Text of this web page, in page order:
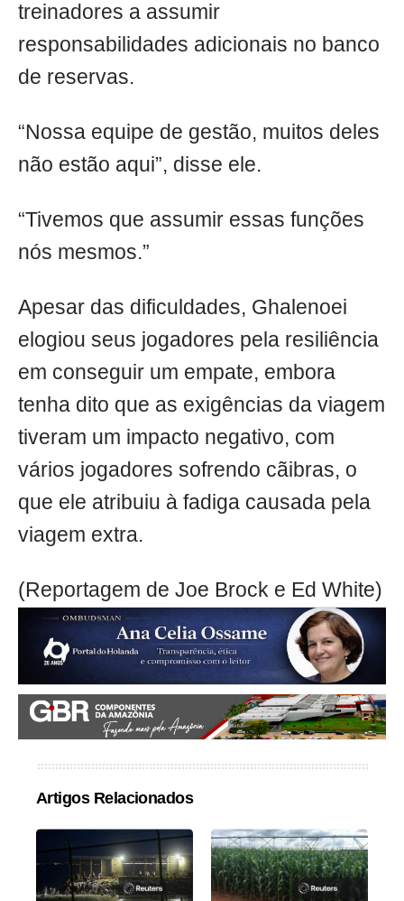
treinadores a assumir
responsabilidades adicionais no banco
de reservas.
“Nossa equipe de gestão, muitos deles
não estão aqui”, disse ele.
“Tivemos que assumir essas funções
nós mesmos.”
Apesar das dificuldades, Ghalenoei
elogiou seus jogadores pela resiliência
em conseguir um empate, embora
tenha dito que as exigências da viagem
tiveram um impacto negativo, com
vários jogadores sofrendo cãibras, o
que ele atribuiu à fadiga causada pela
viagem extra.
(Reportagem de Joe Brock e Ed White)
Artigos Relacionados